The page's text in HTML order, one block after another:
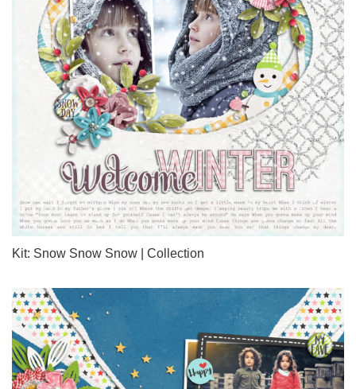
Kit: Snow Snow Snow | Collection